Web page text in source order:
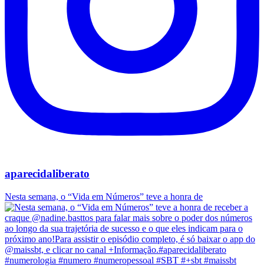
aparecidaliberato
Nesta semana, o “Vida em Números” teve a honra de